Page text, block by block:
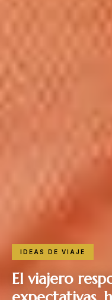
IDEAS DE VIAJE
El viajero